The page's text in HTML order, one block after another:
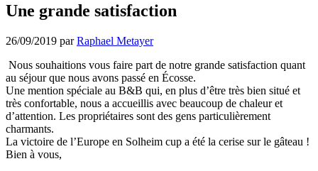
Une grande satisfaction
26/09/2019 parRaphael Metayer
Nous souhaitions vous faire part de notre grande satisfaction quant
au séjour que nous avons passé en Écosse.
Une mention spéciale au B&B qui, en plus d’être très bien situé et
très confortable, nous a accueillis avec beaucoup de chaleur et
d’attention. Les propriétaires sont des gens particulièrement
charmants.
La victoire de l’Europe en Solheim cup a été la cerise sur le gâteau !
Bien à vous,